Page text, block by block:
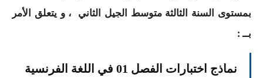
بمستوى السنة الثالثة متوسط الجيل الثاني ، و يتعلق الأمر
بــ :
نماذج اختبارات الفصل 01 في اللغة الفرنسية